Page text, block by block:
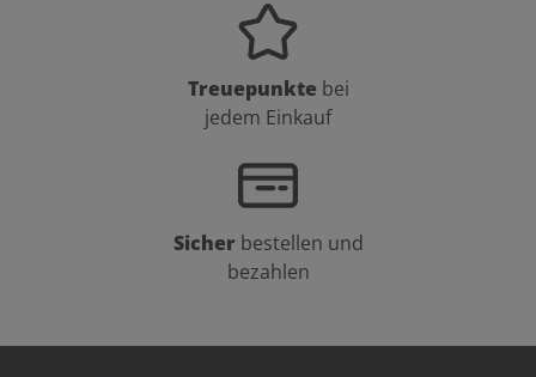
Treuepunkte bei
jedem Einkauf
Sicher bestellen und
bezahlen